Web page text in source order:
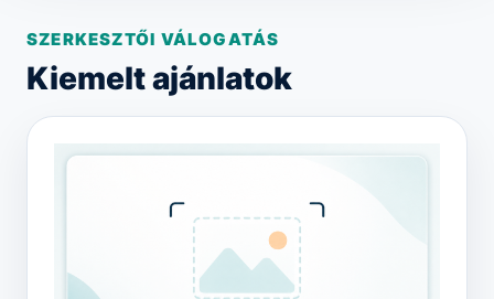
SZERKESZTŐI VÁLOGATÁS
Kiemelt ajánlatok